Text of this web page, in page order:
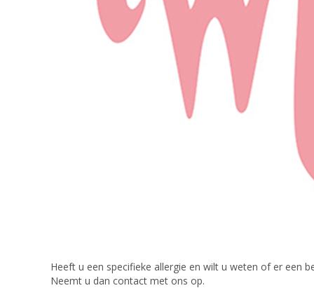
Heeft u een specifieke allergie en wilt u weten of er een
Neemt u dan contact met ons op.